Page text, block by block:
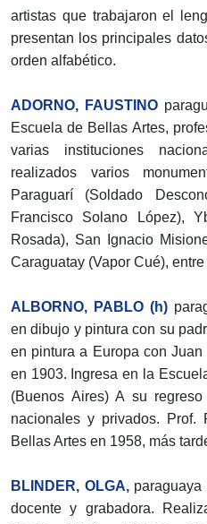
artistas que trabajaron el
presentan los principales
orden alfabético.
ADORNO, FAUSTINO
Escuela de Bellas Artes,
varias instituciones
realizados varios
Paraguarí (Soldado
Francisco Solano López),
Rosada), San Ignacio
Caraguatay (Vapor Cué), entre
ALBORNO, PABLO (h)
en dibujo y pintura con su
en pintura a Europa con
en 1903. Ingresa en la
(Buenos Aires) A su
nacionales y privados.
Bellas Artes en 1958, más
BLINDER, OLGA,paraguaya
docente y grabadora.